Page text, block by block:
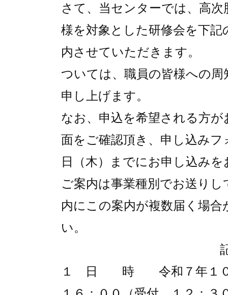
さて、当センターでは、高
様を対象とした研修会を下
内させていただきます。
ついては、職員の皆様への
申し上げます。
なお、申込を希望される方
面をご確認頂き、申し込み
日（木）までにお申し込み
ご案内は事業種別でお送り
内にこの案内が複数届く場
い。
１ 日 時 令和７年１０月